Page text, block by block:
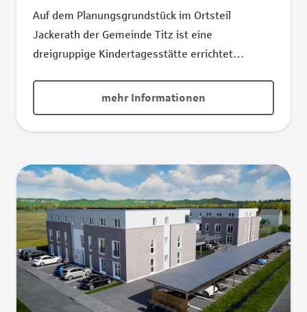
Auf dem Planungsgrundstück im Ortsteil
Jackerath der Gemeinde Titz ist eine
dreigruppige Kindertagesstätte errichtet
eingeschossigen L-förmigen Baukörpers in
Stahlmodulbauweise gebaut worden. Durch den
hohen Vorfertigungsgrad der Module wurde die
mehr Informationen